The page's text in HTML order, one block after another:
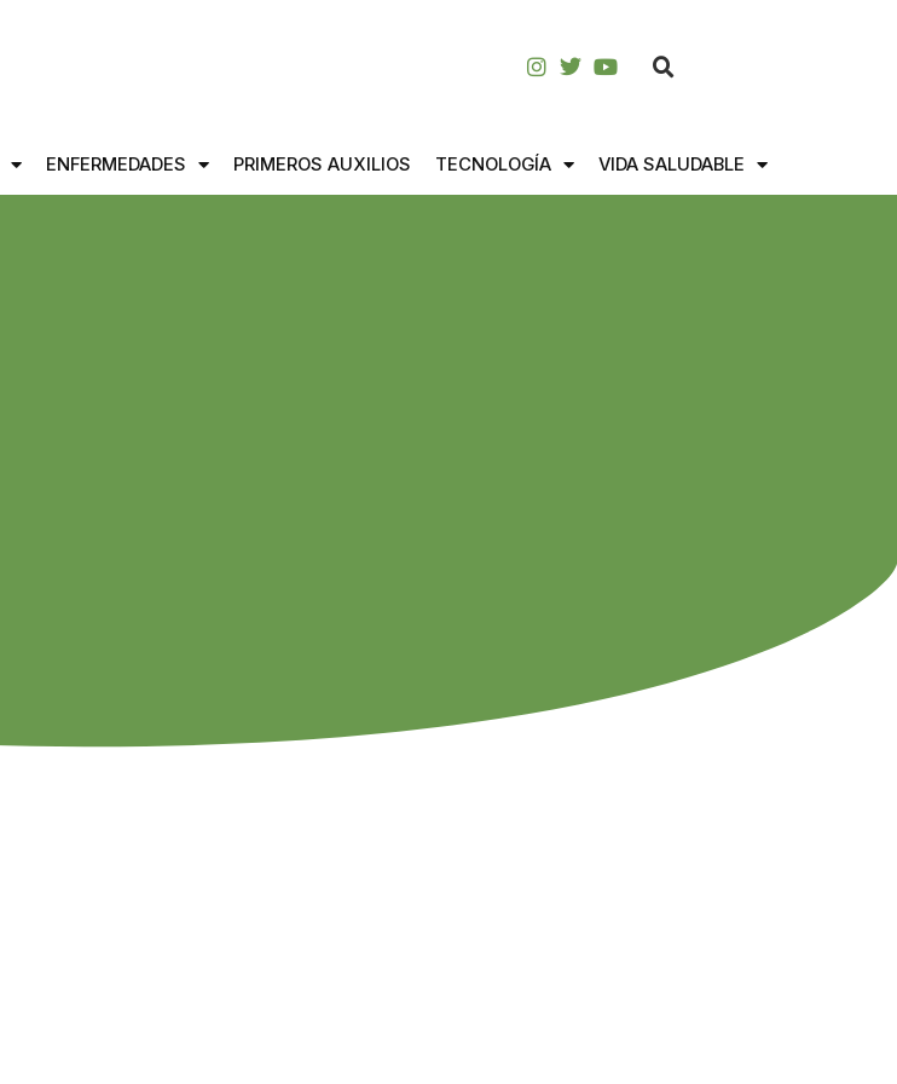
ENFERMEDADES PRIMEROS AUXILIOS TECNOLOGÍA VIDA SALUDABLE